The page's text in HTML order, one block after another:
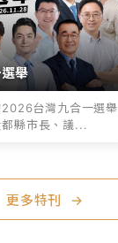
舉
台灣九合一選舉
縣市長、議...
更多特刊 →